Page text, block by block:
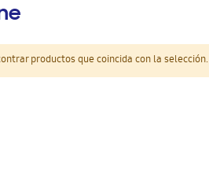
productos que coincida con la selección.